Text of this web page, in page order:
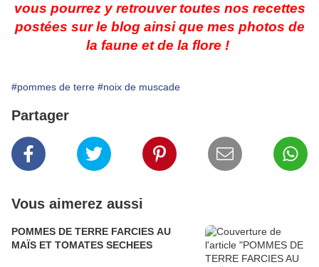
vous pourrez y retrouver toutes nos recettes
postées sur le blog ainsi que mes photos de
la faune et de la flore !
#pommes de terre #noix de muscade
Partager
Vous aimerez aussi
POMMES DE TERRE FARCIES AU
MAÏS ET TOMATES SECHEES